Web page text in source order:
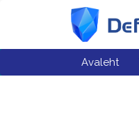
Avaleht